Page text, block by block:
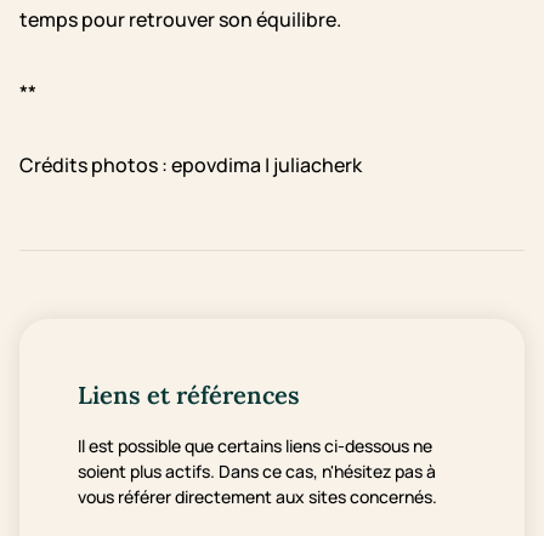
temps pour retrouver son équilibre.
**
Crédits photos : epovdima | juliacherk
Liens et références
Il est possible que certains liens ci-dessous ne
soient plus actifs. Dans ce cas, n'hésitez pas à
vous référer directement aux sites concernés.